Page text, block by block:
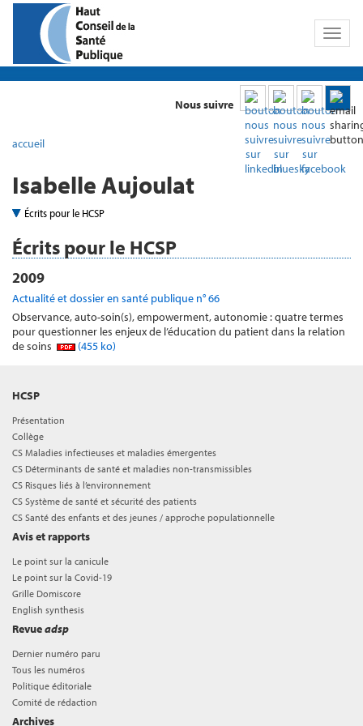
Toggle
Nous suivre
accueil
Isabelle Aujoulat
Écrits pour le HCSP
Écrits pour le HCSP
2009
Actualité et dossier en santé publique n° 66
Observance, auto-soin(s), empowerment, autonomie : quatre termes
pour questionner les enjeux de l’éducation du patient dans la relation
de soins
(455 ko)
HCSP
Présentation
Collège
CS Maladies infectieuses et maladies émergentes
CS Déterminants de santé et maladies non-transmissibles
CS Risques liés à l’environnement
CS Système de santé et sécurité des patients
CS Santé des enfants et des jeunes / approche populationnelle
Avis et rapports
Le point sur la canicule
Le point sur la Covid-19
Grille Domiscore
English synthesis
Revueadsp
Dernier numéro paru
Tous les numéros
Politique éditoriale
Comité de rédaction
Archives